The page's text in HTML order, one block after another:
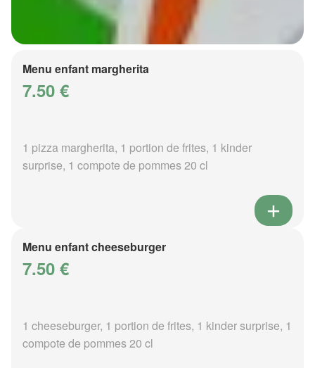
Menu enfant margherita
7.50 €
1 pizza margherita, 1 portion de frites, 1 kinder
surprise, 1 compote de pommes 20 cl
Menu enfant cheeseburger
7.50 €
1 cheeseburger, 1 portion de frites, 1 kinder surprise, 1
compote de pommes 20 cl